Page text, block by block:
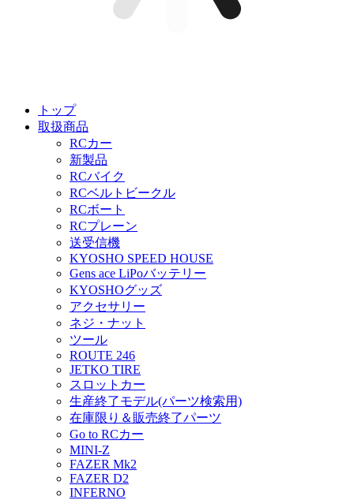
トップ
取扱商品
RCカー
新製品
RCバイク
RCベルトビークル
RCボート
RCプレーン
送受信機
KYOSHO SPEED HOUSE
Gens ace LiPoバッテリー
KYOSHOグッズ
アクセサリー
ネジ・ナット
ツール
ROUTE 246
JETKO TIRE
スロットカー
生産終了モデル(パーツ検索用)
在庫限り＆販売終了パーツ
Go to RCカー
MINI-Z
FAZER Mk2
FAZER D2
INFERNO